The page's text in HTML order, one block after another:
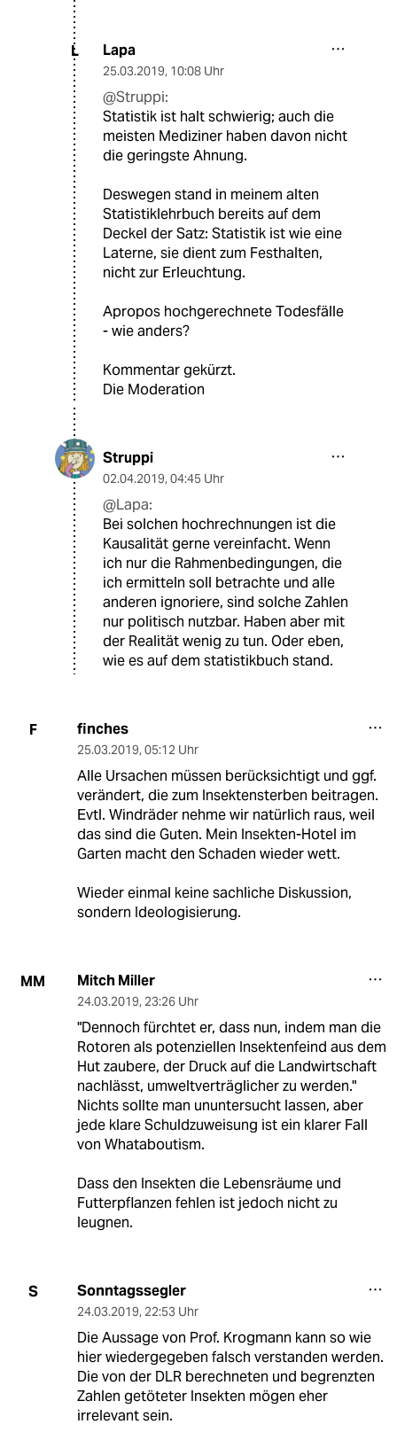
L Lapa
25.03.2019, 10:08 Uhr
@Struppi:
Statistik ist halt schwierig; auch die
meisten Mediziner haben davon nicht
die geringste Ahnung.
Deswegen stand in meinem alten
Statistiklehrbuch bereits auf dem
Deckel der Satz: Statistik ist wie eine
Laterne, sie dient zum Festhalten,
nicht zur Erleuchtung.
Apropos hochgerechnete Todesfälle
- wie anders?
Kommentar gekürzt.
Die Moderation
Struppi
02.04.2019, 04:45 Uhr
@Lapa:
Bei solchen hochrechnungen ist die
Kausalität gerne vereinfacht. Wenn
ich nur die Rahmenbedingungen, die
ich ermitteln soll betrachte und alle
anderen ignoriere, sind solche Zahlen
nur politisch nutzbar. Haben aber mit
der Realität wenig zu tun. Oder eben,
wie es auf dem statistikbuch stand.
F finches
25.03.2019, 05:12 Uhr
Alle Ursachen müssen berücksichtigt und ggf.
verändert, die zum Insektensterben beitragen.
Evtl. Windräder nehme wir natürlich raus, weil
das sind die Guten. Mein Insekten-Hotel im
Garten macht den Schaden wieder wett.
Wieder einmal keine sachliche Diskussion,
sondern Ideologisierung.
MM Mitch Miller
24.03.2019, 23:26 Uhr
"Dennoch fürchtet er, dass nun, indem man die
Rotoren als potenziellen Insektenfeind aus dem
Hut zaubere, der Druck auf die Landwirtschaft
nachlässt, umweltverträglicher zu werden."
Nichts sollte man ununtersucht lassen, aber
jede klare Schuldzuweisung ist ein klarer Fall
von Whataboutism.
Dass den Insekten die Lebensräume und
Futterpflanzen fehlen ist jedoch nicht zu
leugnen.
S Sonntagssegler
24.03.2019, 22:53 Uhr
Die Aussage von Prof. Krogmann kann so wie
hier wiedergegeben falsch verstanden werden.
Die von der DLR berechneten und begrenzten
Zahlen getöteter Insekten mögen eher
irrelevant sein.